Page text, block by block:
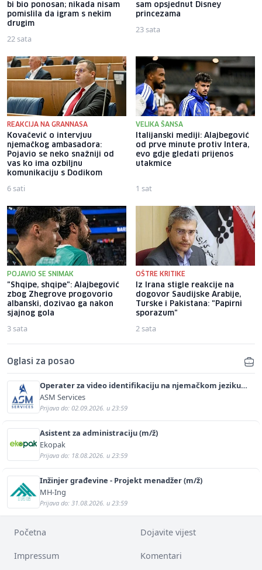
bi bio ponosan; nikada nisam
pomislila da igram s nekim
drugim
22 sata
sam opsjednut Disney
princezama
23 sata
REAKCIJA NA GRANNASA
Kovačević o intervjuu
njemačkog ambasadora:
Pojavio se neko snažniji od
vas ko ima ozbiljnu
komunikaciju s Dodikom
6 sati
VELIKA ŠANSA
Italijanski mediji: Alajbegović
od prve minute protiv Intera,
evo gdje gledati prijenos
utakmice
1 sat
POJAVIO SE SNIMAK
"Shqipe, shqipe": Alajbegović
zbog Zhegrove progovorio
albanski, dozivao ga nakon
sjajnog gola
3 sata
OŠTRE KRITIKE
Iz Irana stigle reakcije na
dogovor Saudijske Arabije,
Turske i Pakistana: "Papirni
sporazum"
2 sata
Oglasi za posao
Operater za video identifikaciju na njemačkom jeziku
(m/ž)
ASM Services
Prijava do: 02.09.2026. u 23:59
Asistent za administraciju (m/ž)
Ekopak
Prijava do: 18.08.2026. u 23:59
Inžinjer građevine - Projekt menadžer (m/ž)
MH-Ing
Prijava do: 31.08.2026. u 23:59
Početna Dojavite vijest
Impressum Komentari